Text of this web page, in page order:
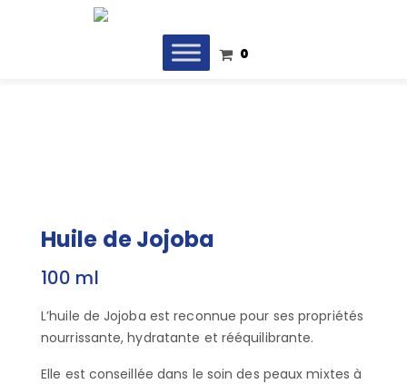
0
Huile de Jojoba
100 ml
L’huile de Jojoba est reconnue pour ses propriétés
nourrissante, hydratante et rééquilibrante.
Elle est conseillée dans le soin des peaux mixtes à